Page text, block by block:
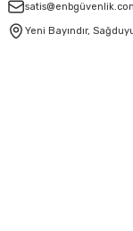
Yeni Bayındır,